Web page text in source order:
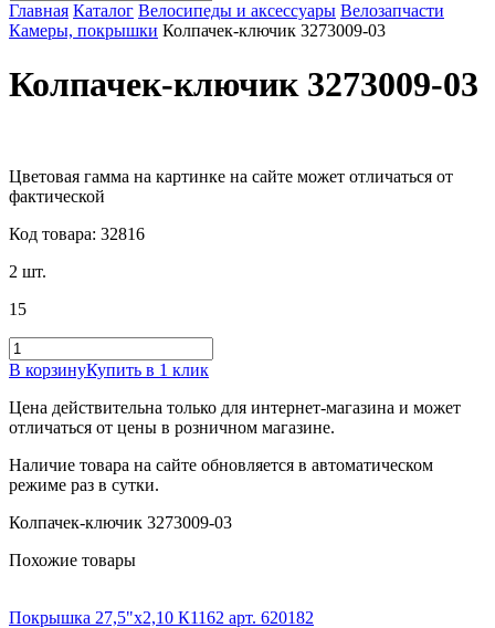
Главная Каталог Велосипеды и аксессуары Велозапчасти
Камеры, покрышки Колпачек-ключик 3273009-03
Колпачек-ключик 3273009-03
Цветовая гамма на картинке на сайте может отличаться от
фактической
Код товара: 32816
2 шт.
15
В корзинуКупить в 1 клик
Цена действительна только для интернет-магазина и может
отличаться от цены в розничном магазине.
Наличие товара на сайте обновляется в автоматическом
режиме раз в сутки.
Колпачек-ключик 3273009-03
Похожие товары
Покрышка 27,5"х2,10 К1162 арт. 620182